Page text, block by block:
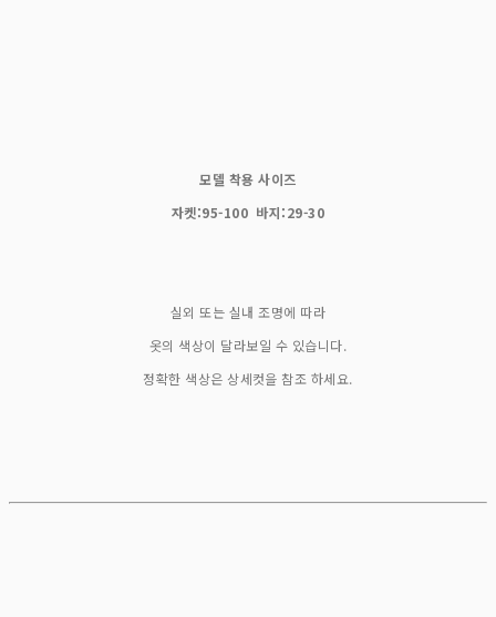
모델 착용 사이즈
자켓:95-100 바지:29-30
실외 또는 실내 조명에 따라
옷의 색상이 달라보일 수 있습니다.
정확한 색상은 상세컷을 참조 하세요.